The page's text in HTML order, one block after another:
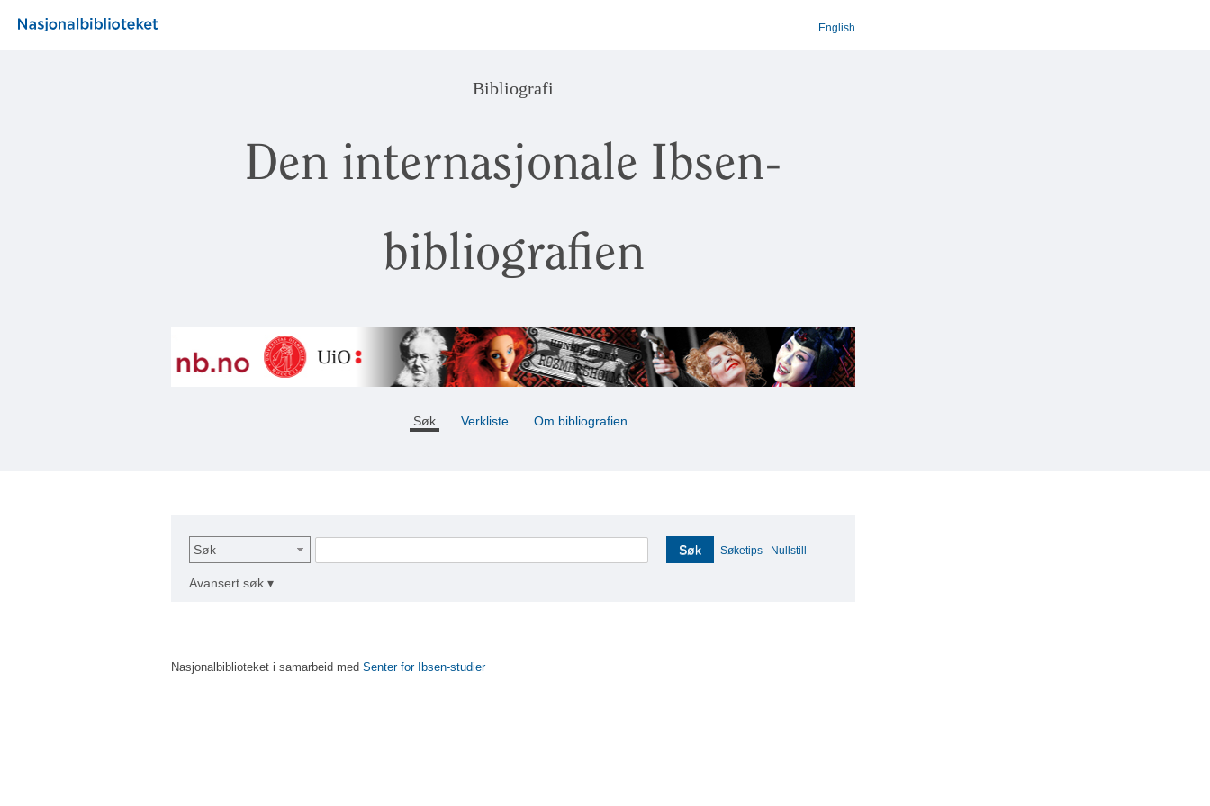
English
Bibliografi
Den internasjonale Ibsen-
bibliografien
Søk Verkliste Om bibliografien
Søk Søk Søketips Nullstill
Avansert søk ▾
Nasjonalbiblioteket i samarbeid med Senter for Ibsen-studier